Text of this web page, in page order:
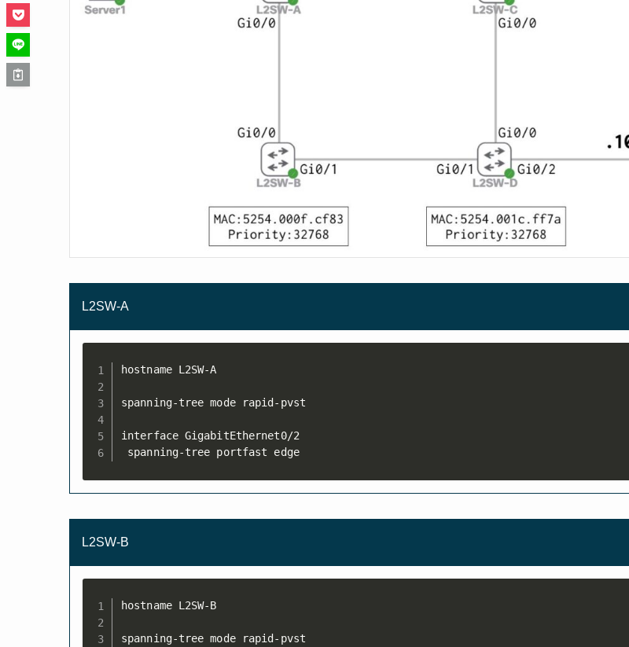
L2SW-A
hostname L2SW-A
spanning-tree mode rapid-pvst
interface GigabitEthernet0/2
spanning-tree portfast edge
L2SW-B
hostname L2SW-B
spanning-tree mode rapid-pvst